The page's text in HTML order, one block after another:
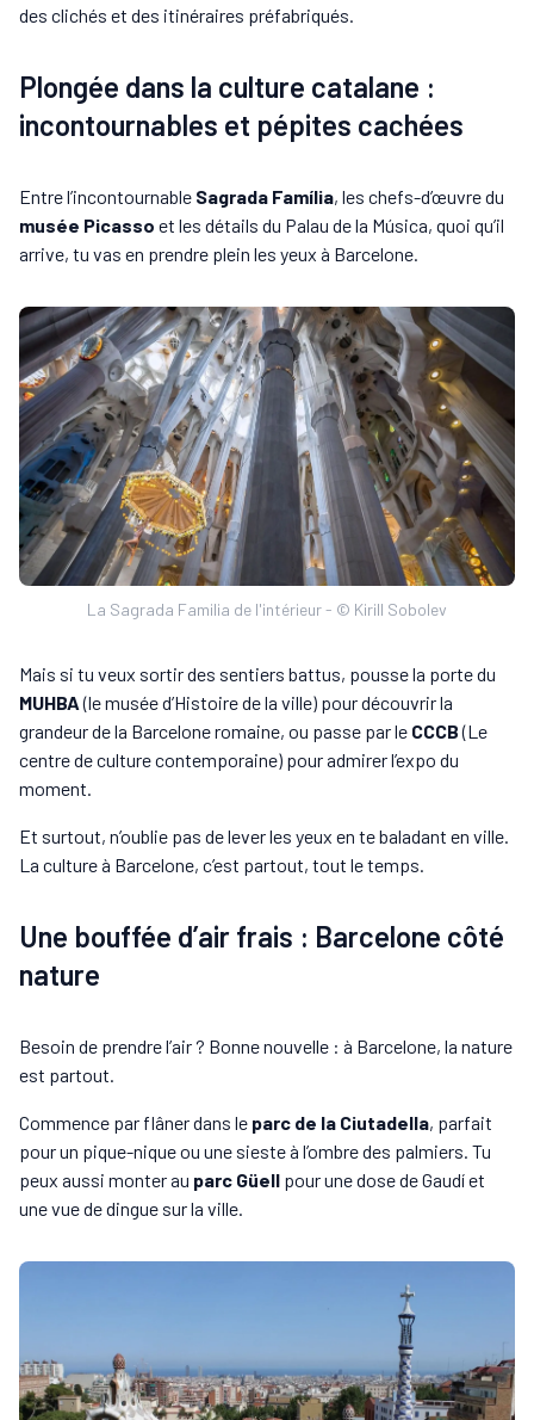
des clichés et des itinéraires préfabriqués.
Plongée dans la culture catalane :
incontournables et pépites cachées
Entre l’incontournable Sagrada Família, les chefs-d’œuvre du
musée Picasso et les détails du Palau de la Música, quoi qu’il
arrive, tu vas en prendre plein les yeux à Barcelone.
La Sagrada Familia de l'intérieur - © Kirill Sobolev
Mais si tu veux sortir des sentiers battus, pousse la porte du
MUHBA(le musée d’Histoire de la ville) pour découvrir la
grandeur de la Barcelone romaine, ou passe par le CCCB(Le
centre de culture contemporaine) pour admirer l’expo du
moment.
Et surtout, n’oublie pas de lever les yeux en te baladant en ville.
La culture à Barcelone, c’est partout, tout le temps.
Une bouffée d’air frais : Barcelone côté
nature
Besoin de prendre l’air ? Bonne nouvelle : à Barcelone, la nature
est partout.
Commence par flâner dans le parc de la Ciutadella, parfait
pour un pique-nique ou une sieste à l’ombre des palmiers. Tu
peux aussi monter au parc Güell pour une dose de Gaudí et
une vue de dingue sur la ville.